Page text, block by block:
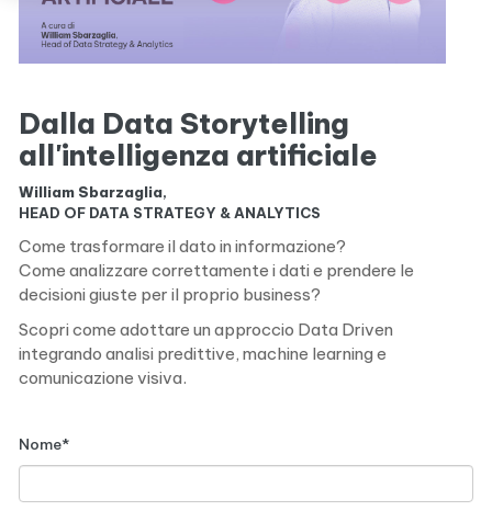
Dalla Data Storytelling
all'intelligenza artificiale
William Sbarzaglia,
HEAD OF DATA STRATEGY & ANALYTICS
Come trasformare il dato in informazione?
Come analizzare correttamente i dati e prendere le
decisioni giuste per il proprio business?
Scopri come adottare un approccio Data Driven
integrando analisi predittive, machine learning e
comunicazione visiva.
Nome*